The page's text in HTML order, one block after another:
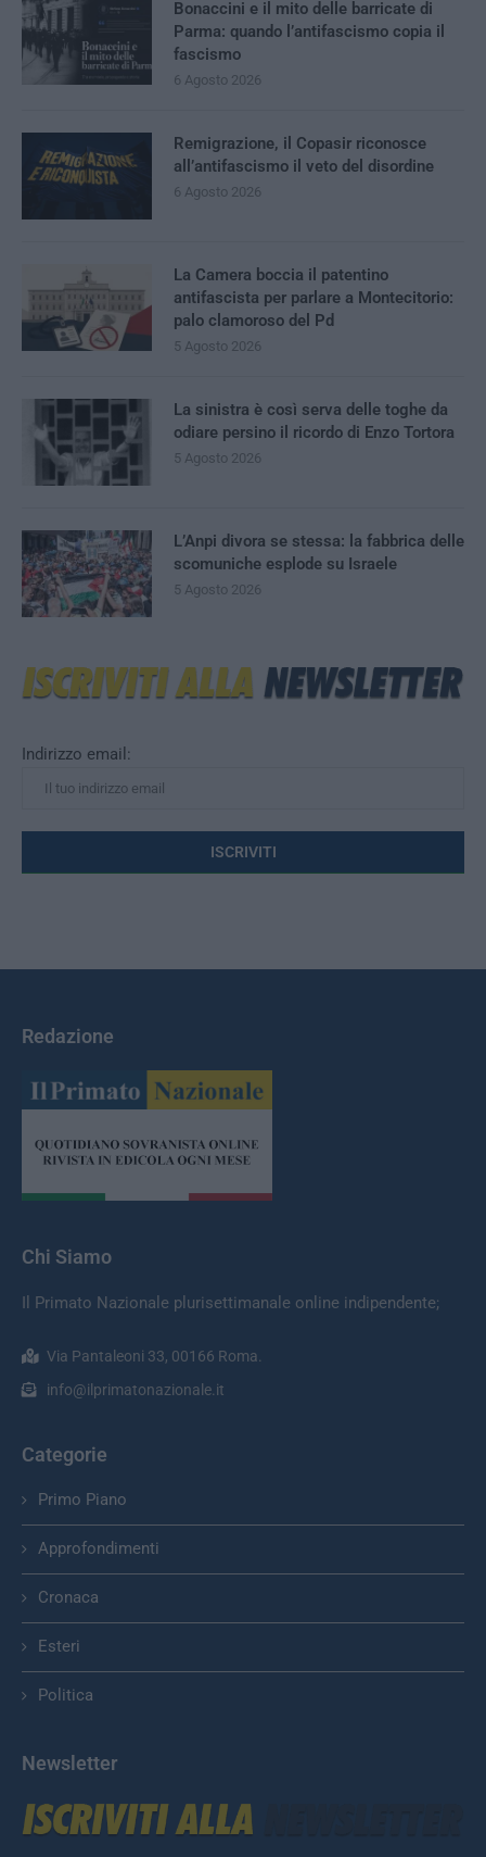
Indirizzo email:
Bonaccini e il mito delle barricate di
Parma: quando l’antifascismo copia il
fascismo
6 Agosto 2026
Remigrazione, il Copasir riconosce
all’antifascismo il veto del disordine
6 Agosto 2026
La Camera boccia il patentino
antifascista per parlare a Montecitorio:
palo clamoroso del Pd
5 Agosto 2026
La sinistra è così serva delle toghe da
odiare persino il ricordo di Enzo Tortora
5 Agosto 2026
L’Anpi divora se stessa: la fabbrica delle
scomuniche esplode su Israele
5 Agosto 2026
Redazione
Chi Siamo
Il Primato Nazionale plurisettimanale online indipendente;
Via Pantaleoni 33, 00166 Roma.
info@ilprimatonazionale.it
Categorie
Primo Piano
Approfondimenti
Cronaca
Esteri
Politica
Newsletter